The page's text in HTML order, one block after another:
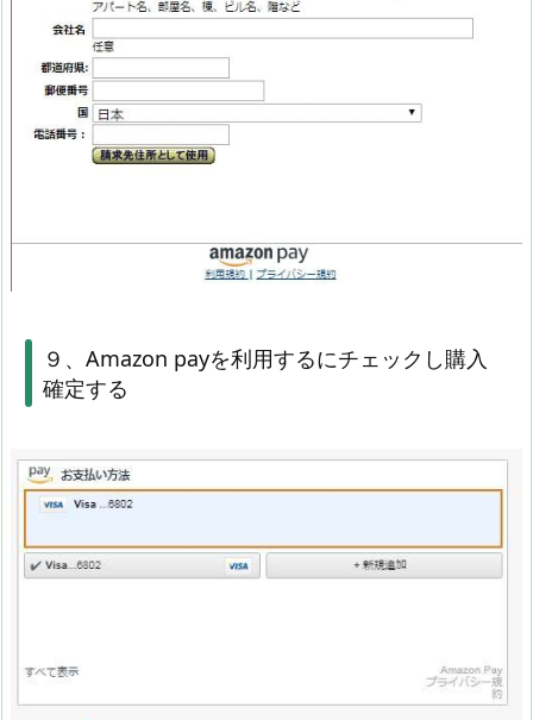
９、Amazon payを利用するにチェックし購入
確定する